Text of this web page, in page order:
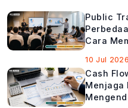
Public
Cara
10 Jul 2026
Cash
Menjaga